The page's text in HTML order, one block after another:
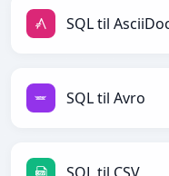
SQL til
SQL til Avro